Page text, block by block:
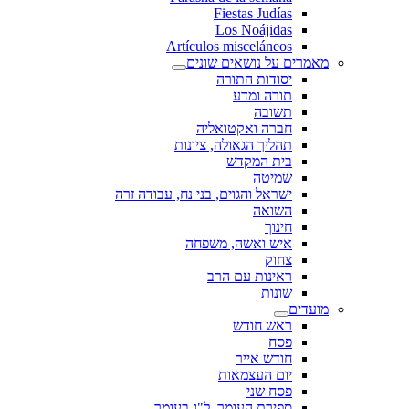
Fiestas Judías
Los Noájidas
Artículos misceláneos
מאמרים על נושאים שונים
יסודות התורה
תורה ומדע
תשובה
חברה ואקטואליה
תהליך הגאולה, ציונות
בית המקדש
שמיטה
ישראל והגוים, בני נח, עבודה זרה
השואה
חינוך
איש ואשה, משפחה
צחוק
ראינות עם הרב
שונות
מועדים
ראש חודש
פסח
חודש אייר
יום העצמאות
פסח שני